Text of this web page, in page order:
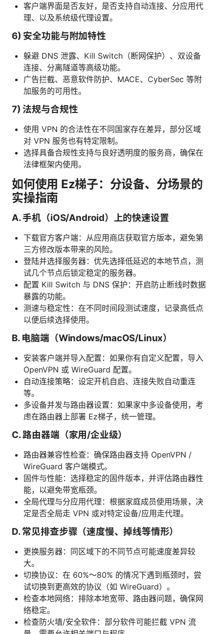
客户端界面是否友好，是否支持自动连接、分应用代
理、以及系统级代理设置。
6) 安全功能与附加特性
躲避 DNS 泄露、Kill Switch（断网保护）、双设备
连接、分离隧道等高级功能。
广告拦截、恶意软件防护、MACE、CyberSec 等附
加服务的可用性。
7) 法规与合规性
使用 VPN 的合法性在不同国家存在差异，部分区域
对 VPN 服务也有特定限制。
选择具备合规性支持与良好透明度的服务商，确保在
法律框架内使用。
如何使用 Ez梯子：分设备、分场景的
实操指南
A. 手机（iOS/Android）上的快速设置
下载官方客户端：从应用商店获取官方版本，避免第
三方修改版本带来的风险。
登陆并选择服务器：优先选择低延迟的本地节点，测
试几个节点后锁定稳定的服务器。
配置 Kill Switch 与 DNS 保护：开启防止断线时数据
暴露的功能。
测速与稳定性：在不同时间段测试速度，记录高低点
以便后续选择使用。
B. 电脑端（Windows/macOS/Linux）
安装客户端并导入配置：如果你有自定义配置，导入
OpenVPN 或 WireGuard 配置。
自动连接策略：设定开机自启、连接失败自动重连
等。
多设备并发与路由器设置：如果家中多设备使用，考
虑在路由器上部署 Ez梯子，统一管理。
C. 路由器端（家用/企业级）
路由器兼容性检查：确保路由器支持 OpenVPN /
WireGuard 客户端模式。
固件与性能：选择稳定的固件版本，并评估路由器性
能，以避免带宽瓶颈。
全局代理与分应用代理：根据家庭成员使用场景，决
定是否全局走 VPN 或对特定设备/应用走代理。
D. 常见排查步骤（速度慢、掉线等情形）
更换服务器：同区域下的不同节点可能速度差异较
大。
切换协议：在 60%～80% 的情况下遇到瓶颈时，尝
试切换到更高效的协议（如 WireGuard）。
检查本地网络：排除本地宽带、路由器问题，确保网
络稳定。
检查防火墙/安全软件：部分软件可能拦截 VPN 流